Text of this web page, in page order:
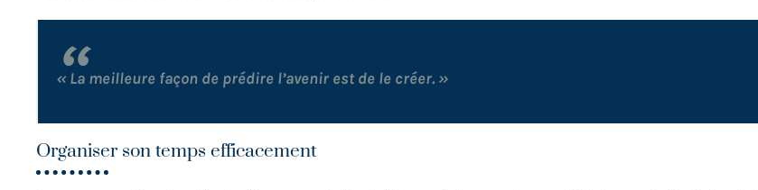
« La meilleure façon de prédire l’avenir est de le créer. »
Organiser son temps efficacement